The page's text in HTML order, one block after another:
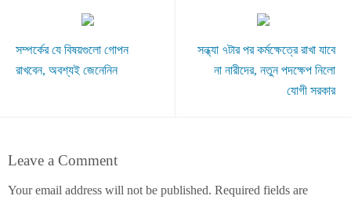
সম্পর্কের যে বিষয়গুলো গোপন
রাখবেন, অবশ্যই জেনেনিন
সন্ধ্যা ৭টার পর কর্মক্ষেত্রে রাখা যাবে
না নারীদের, নতুন পদক্ষেপ নিলো
যোগী সরকার
Leave a Comment
Your email address will not be published. Required fields are